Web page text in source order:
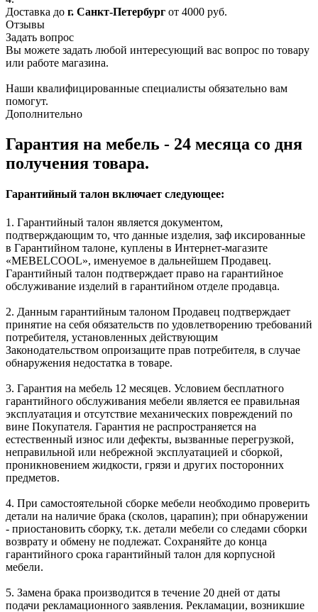
Доставка до г. Санкт-Петербург от 4000 руб.
Отзывы
Задать вопрос
Вы можете задать любой интересующий вас вопрос по товару
или работе магазина.
Наши квалифицированные специалисты обязательно вам
помогут.
Дополнительно
Гарантия на мебель - 24 месяца со дня
получения товара.
Гарантийный талон включает следующее:
1. Гарантийный талон является документом,
подтверждающим то, что данные изделия, заф иксированные
в Гарантийном талоне, куплены в Интернет-магазите
«MEBELCOOL», именуемое в дальнейшем Продавец.
Гарантийный талон подтверждает право на гарантийное
обслуживание изделий в гарантийном отделе продавца.
2. Данным гарантийным талоном Продавец подтверждает
принятие на себя обязательств по удовлетворению требований
потребителя, установленных действующим
Законодательством опроизащите прав потребителя, в случае
обнаружения недостатка в товаре.
3. Гарантия на мебель 12 месяцев. Условием бесплатного
гарантийного обслуживания мебели является ее правильная
эксплуатация и отсутствие механических повреждений по
вине Покупателя. Гарантия не распространяется на
естественный износ или дефекты, вызванные перегрузкой,
неправильной или небрежной эксплуатацией и сборкой,
проникновением жидкости, грязи и других посторонних
предметов.
4. При самостоятельной сборке мебели необходимо проверить
детали на наличие брака (сколов, царапин); при обнаружении
- приостановить сборку, т.к. детали мебели со следами сборки
возврату и обмену не подлежат. Сохраняйте до конца
гарантийного срока гарантийный талон для корпусной
мебели.
5. Замена брака производится в течение 20 дней от даты
подачи рекламационного заявления. Рекламации, возникшие